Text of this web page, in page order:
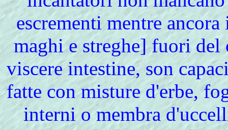
escrementi mentre
maghi e streghe] fuori del
viscere intestine, son
fatte con misture d'erbe,
interni o membra